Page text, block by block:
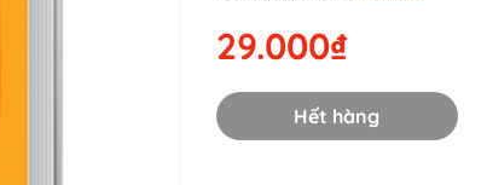
29.000₫
Hết hàng